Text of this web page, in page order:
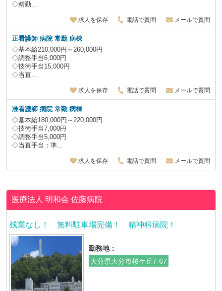
◇精勤...
求人を保存 電話で質問 メールで質問
正看護師 病院 常勤 病棟
◇基本給210,000円～260,000円
◇調整手当6,000円
◇技術手当15,000円
◇当直...
求人を保存 電話で質問 メールで質問
准看護師 病院 常勤 病棟
◇基本給180,000円～220,000円
◇技術手当7,000円
◇調整手当5,000円
◇当直手当：準...
求人を保存 電話で質問 メールで質問
医療法人 明和会佐藤病院
残業なし！ 無料駐車場完備！ 精神科病院！
勤務地：
大分県大分市桜ケ丘7-67